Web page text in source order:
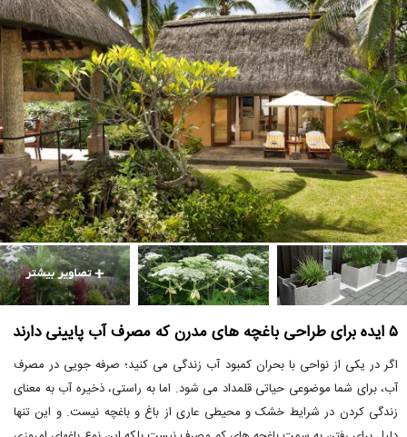
۵ ایده برای طراحی باغچه های مدرن که مصرف آب پایینی دارند
اگر در یکی از نواحی با بحران کمبود آب زندگی می کنید؛ صرفه جویی در مصرف
آب، برای شما موضوعی حیاتی قلمداد می شود. اما به راستی، ذخیره آب به معنای
زندگی کردن در شرایط خشک و محیطی عاری از باغ و باغچه نیست. و این تنها